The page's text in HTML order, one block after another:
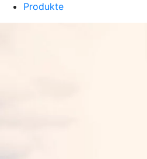
Produkte